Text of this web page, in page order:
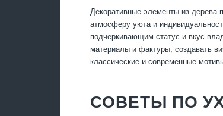
Декоративные элементы из дерева
атмосферу уюта и
подчеркивающим статус и вкус
материалы и фактуры, создавать
классические и современные
СОВЕТЫ ПО